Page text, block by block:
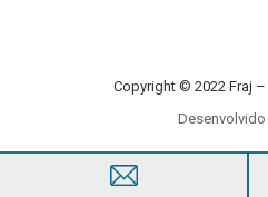
Copyright © 2022 Fraj
Desenvolvido